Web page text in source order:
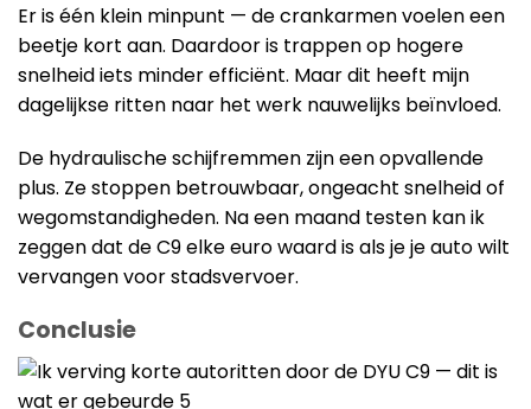
Er is één klein minpunt — de crankarmen voelen een
beetje kort aan. Daardoor is trappen op hogere
snelheid iets minder efficiënt. Maar dit heeft mijn
dagelijkse ritten naar het werk nauwelijks beïnvloed.
De hydraulische schijfremmen zijn een opvallende
plus. Ze stoppen betrouwbaar, ongeacht snelheid of
wegomstandigheden. Na een maand testen kan ik
zeggen dat de C9 elke euro waard is als je je auto wilt
vervangen voor stadsvervoer.
Conclusie